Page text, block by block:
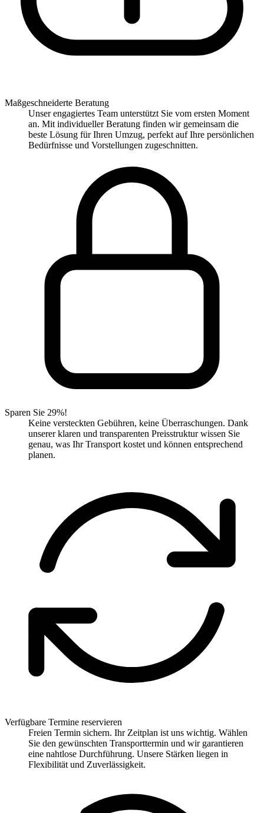
Maßgeschneiderte Beratung
Unser engagiertes Team unterstützt Sie vom ersten Moment
an. Mit individueller Beratung finden wir gemeinsam die
beste Lösung für Ihren Umzug, perfekt auf Ihre persönlichen
Bedürfnisse und Vorstellungen zugeschnitten.
Sparen Sie 29%!
Keine versteckten Gebühren, keine Überraschungen. Dank
unserer klaren und transparenten Preisstruktur wissen Sie
genau, was Ihr Transport kostet und können entsprechend
planen.
Verfügbare Termine reservieren
Freien Termin sichern. Ihr Zeitplan ist uns wichtig. Wählen
Sie den gewünschten Transporttermin und wir garantieren
eine nahtlose Durchführung. Unsere Stärken liegen in
Flexibilität und Zuverlässigkeit.